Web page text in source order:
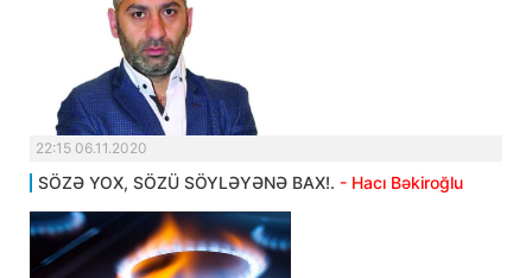
22:15 06.11.2020
SÖZƏ YOX, SÖZÜ SÖYLƏYƏNƏ BAX!. - Hacı Bəkiroğlu